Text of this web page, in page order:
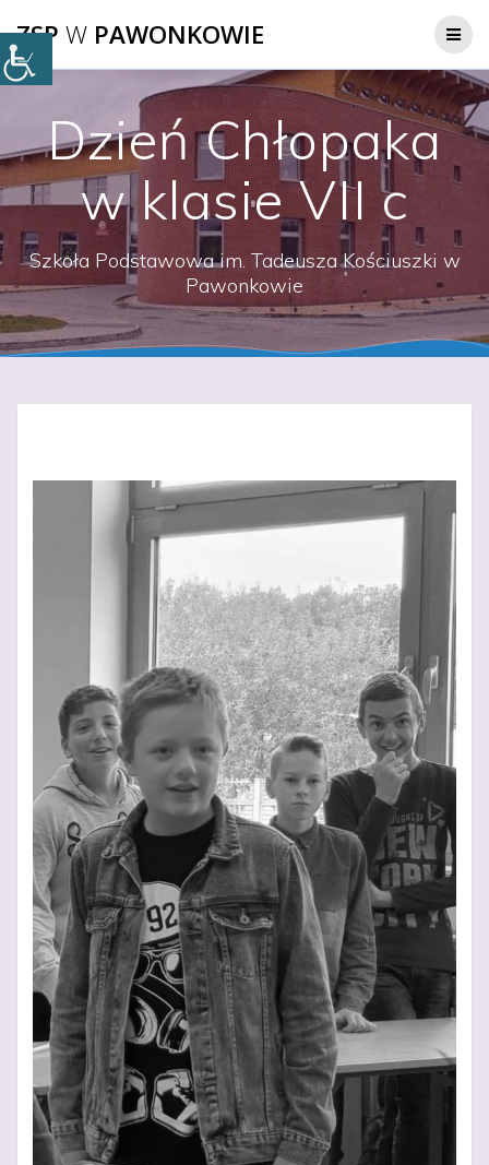
do
ZSP W PAWONKOWIE
Dzień Chłopaka
w klasie VII c
Szkoła Podstawowa im. Tadeusza Kościuszki w
Pawonkowie